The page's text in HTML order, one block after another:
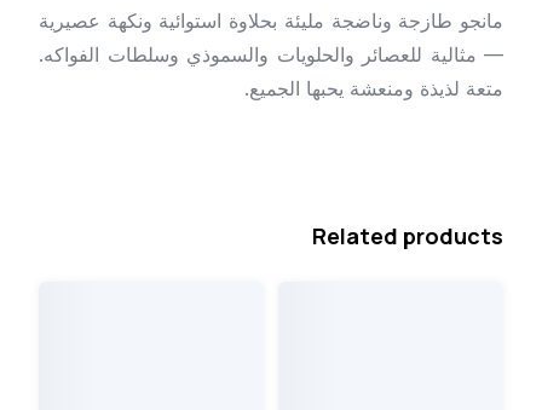
مانجو طازجة وناضجة مليئة بحلاوة استوائية ونكهة عصيرية
— مثالية للعصائر والحلويات والسموذي وسلطات الفواكه.
متعة لذيذة ومنعشة يحبها الجميع.
Related products